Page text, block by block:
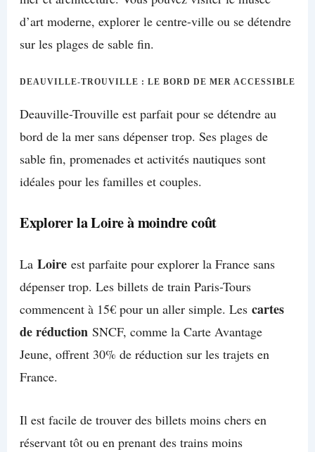
d’art moderne, explorer le centre-ville ou se détendre
sur les plages de sable fin.
DEAUVILLE-TROUVILLE : LE BORD DE MER ACCESSIBLE
Deauville-Trouville est parfait pour se détendre au
bord de la mer sans dépenser trop. Ses plages de
sable fin, promenades et activités nautiques sont
idéales pour les familles et couples.
Explorer la Loire à moindre coût
La Loireest parfaite pour explorer la France sans
dépenser trop. Les billets de train Paris-Tours
commencent à 15€ pour un aller simple. Les cartes
de réductionSNCF, comme la Carte Avantage
Jeune, offrent 30% de réduction sur les trajets en
France.
Il est facile de trouver des billets moins chers en
réservant tôt ou en prenant des trains moins